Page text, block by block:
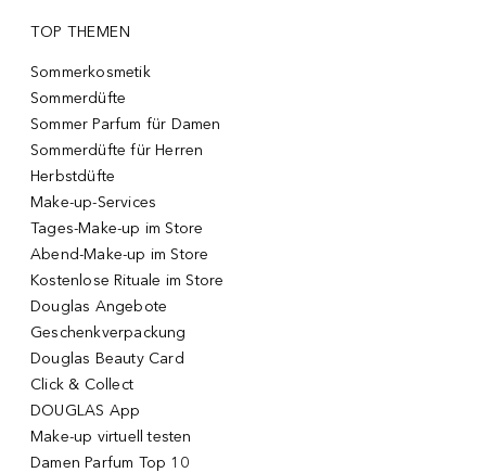
TOP THEMEN
Sommerkosmetik
Sommerdüfte
Sommer Parfum für Damen
Sommerdüfte für Herren
Herbstdüfte
Make-up-Services
Tages-Make-up im Store
Abend-Make-up im Store
Kostenlose Rituale im Store
Douglas Angebote
Geschenkverpackung
Douglas Beauty Card
Click & Collect
DOUGLAS App
Make-up virtuell testen
Damen Parfum Top 10